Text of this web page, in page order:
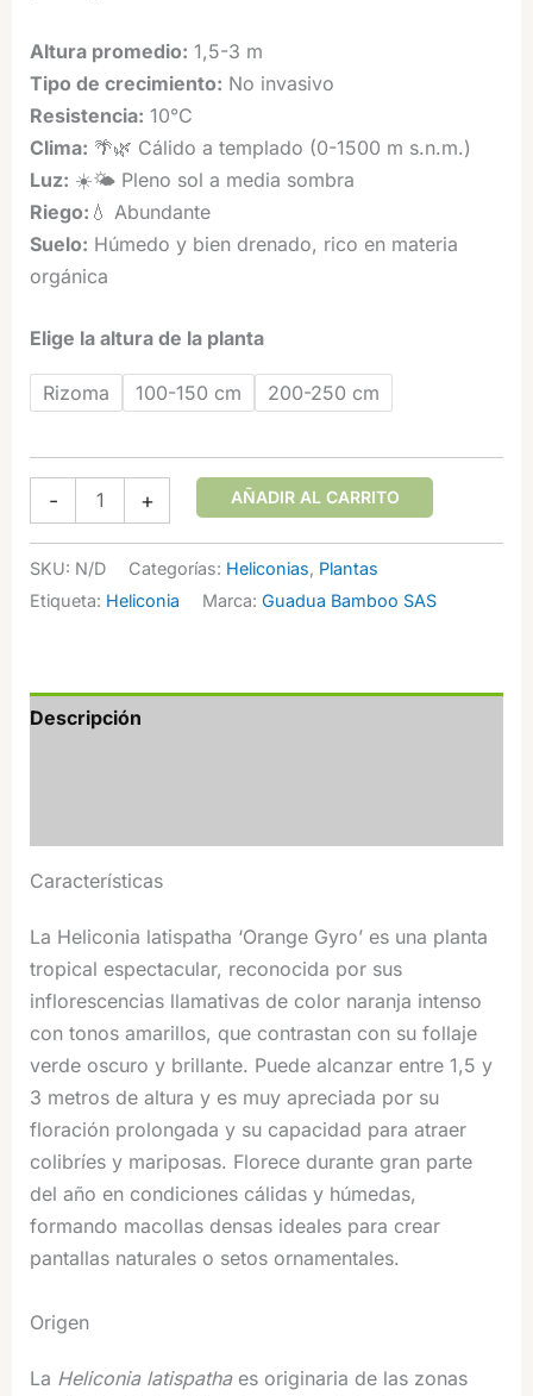
Altura promedio: 1,5-3 m
Tipo de crecimiento: No invasivo
Resistencia: 10°C
Clima: 🌴🌿 Cálido a templado (0-1500 m s.n.m.)
Luz: ☀️🌤️ Pleno sol a media sombra
Riego: 💧 Abundante
Suelo: Húmedo y bien drenado, rico en materia
orgánica
Elige la altura de la planta
Rizoma 100-150 cm 200-250 cm
-
Heliconia
latispatha
+ AÑADIR AL CARRITO
SKU: N/D Categorías: Heliconias, Plantas
Etiqueta: Heliconia Marca: Guadua Bamboo SAS
Descripción
Características
La Heliconia latispatha ‘Orange Gyro’ es una planta
tropical espectacular, reconocida por sus
inflorescencias llamativas de color naranja intenso
con tonos amarillos, que contrastan con su follaje
verde oscuro y brillante. Puede alcanzar entre 1,5 y
3 metros de altura y es muy apreciada por su
floración prolongada y su capacidad para atraer
colibríes y mariposas. Florece durante gran parte
del año en condiciones cálidas y húmedas,
formando macollas densas ideales para crear
pantallas naturales o setos ornamentales.
Origen
La Heliconia latispathaes originaria de las zonas